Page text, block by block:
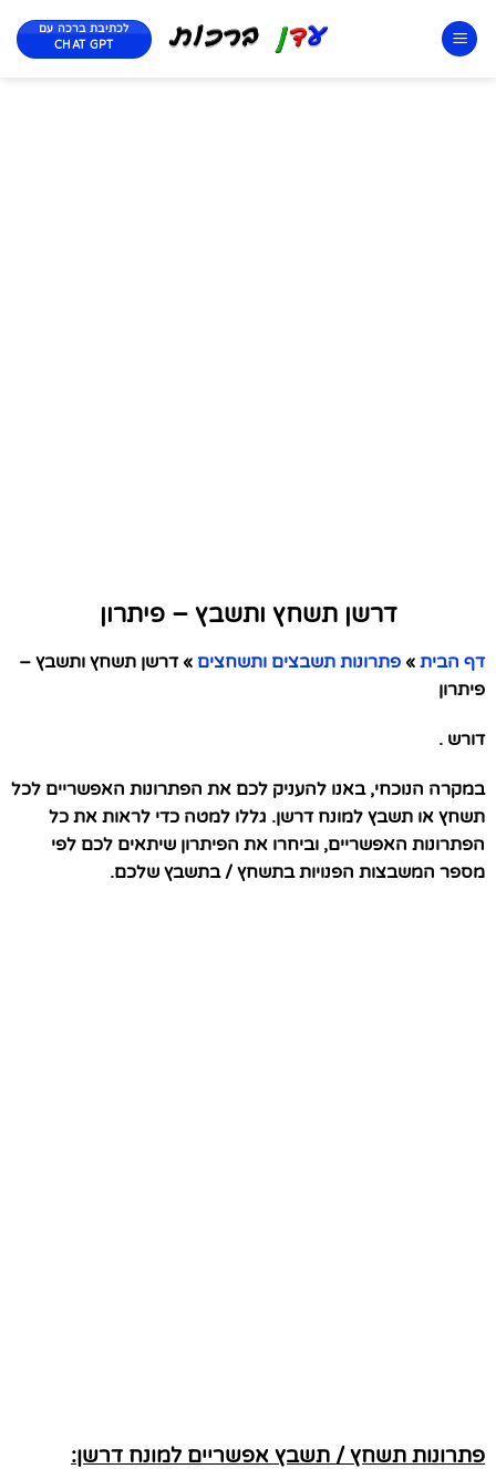
לכתיבת ברכה עם
CHAT GPT
דרשן תשחץ ותשבץ – פיתרון
דף הבית » פתרונות תשבצים ותשחצים » דרשן תשחץ ותשבץ –
פיתרון
דורש .
במקרה הנוכחי, באנו להעניק לכם את הפתרונות האפשריים לכל
תשחץ או תשבץ למונח דרשן. גללו למטה כדי לראות את כל
הפתרונות האפשריים, וביחרו את הפיתרון שיתאים לכם לפי
מספר המשבצות הפנויות בתשחץ / בתשבץ שלכם.
פתרונות תשחץ / תשבץ אפשריים למונח דרשן: